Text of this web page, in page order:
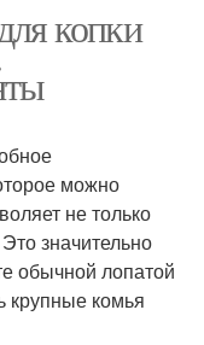
копки
можно
не только
значительно
обычной лопатой
крупные комья